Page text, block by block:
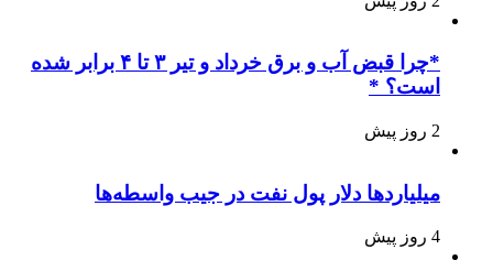
*چرا قبض آب و برق خرداد و تیر ۳ تا ۴ برابر شده
است؟ *
2 روز پیش
میلیاردها دلار پول نفت در جیب واسطه‌ها
4 روز پیش